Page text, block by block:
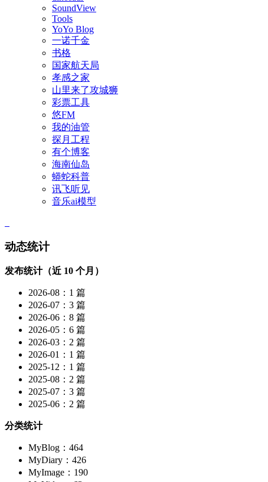
SoundView
Tools
YoYo Blog
一诺千金
书格
国家航天局
孝感之家
山里来了攻城狮
彩票工具
悠FM
我的油管
探月工程
有个博客
海南仙岛
蟒蛇科普
讯飞听见
音乐ai模型
动态统计
发布统计（近 10 个月）
2026-08：1 篇
2026-07：3 篇
2026-06：8 篇
2026-05：6 篇
2026-03：2 篇
2026-01：1 篇
2025-12：1 篇
2025-08：2 篇
2025-07：3 篇
2025-06：2 篇
分类统计
MyBlog：464
MyDiary：426
MyImage：190